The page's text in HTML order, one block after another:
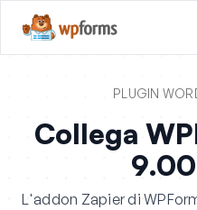
PLUGIN
Collega
L'addon Zapier di